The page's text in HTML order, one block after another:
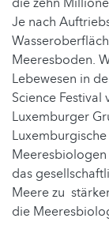
Je nach
Meeresboden.
Lebewesen in
Science
Luxemburger
das
Meere zu
die